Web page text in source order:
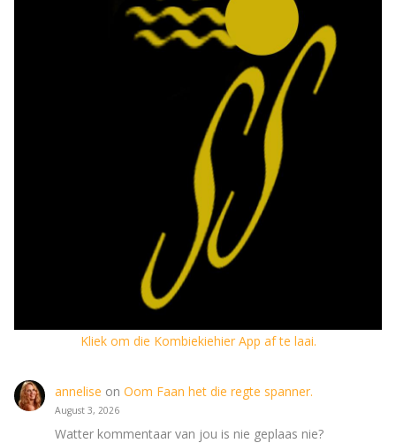
Kliek om die Kombiekiehier App af te laai.
annelise on Oom Faan het die regte spanner.
August 3, 2026
Watter kommentaar van jou is nie geplaas nie?